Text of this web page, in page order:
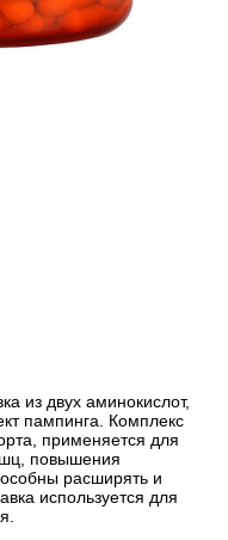
из двух аминокислот,
пампинга. Комплекс
применяется для
повышения
расширять и
используется для